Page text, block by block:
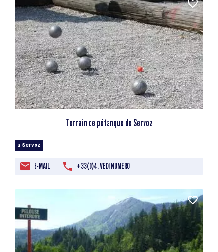
Terrain de pétanque de Servoz
a Servoz
E-MAIL +33(0)4. VEDI NUMERO